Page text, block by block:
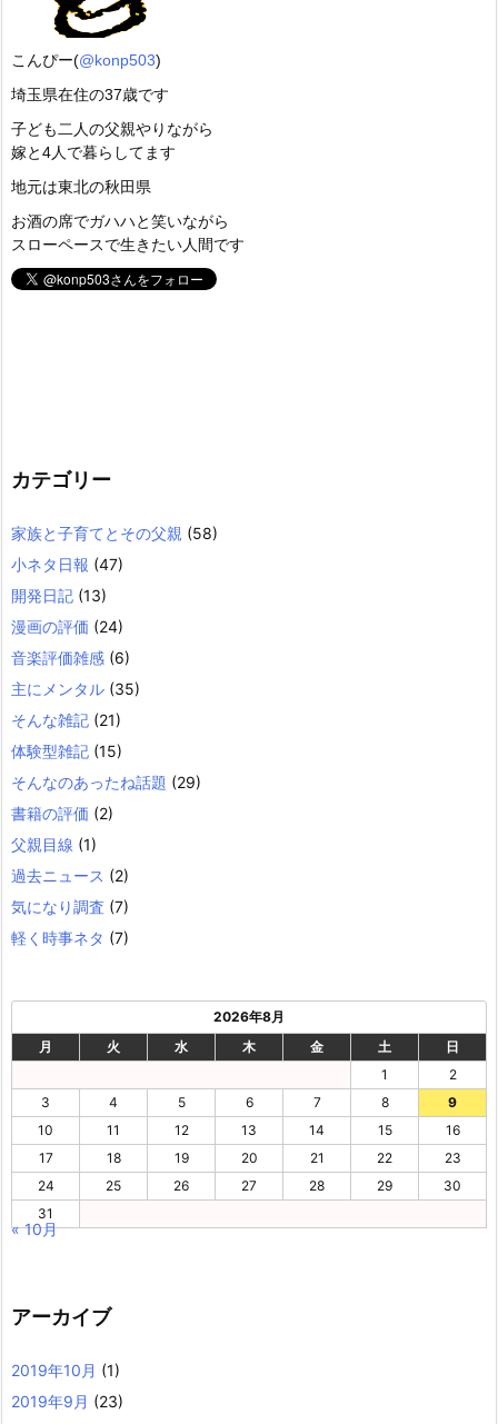
こんぴー(@konp503)
埼玉県在住の37歳です
子ども二人の父親やりながら
嫁と4人で暮らしてます
地元は東北の秋田県
お酒の席でガハハと笑いながら
スローペースで生きたい人間です
カテゴリー
家族と子育てとその父親 (58)
小ネタ日報 (47)
開発日記 (13)
漫画の評価 (24)
音楽評価雑感 (6)
主にメンタル (35)
そんな雑記 (21)
体験型雑記 (15)
そんなのあったね話題 (29)
書籍の評価 (2)
父親目線 (1)
過去ニュース (2)
気になり調査 (7)
軽く時事ネタ (7)
2026年8月
月
火 水 木 金 土
日
1
2
3
4 5 6 7 8
9
10
11 12 13 14 15
16
17
18 19 20 21 22
23
24
25 26 27 28 29
30
31
« 10月
アーカイブ
2019年10月 (1)
2019年9月 (23)